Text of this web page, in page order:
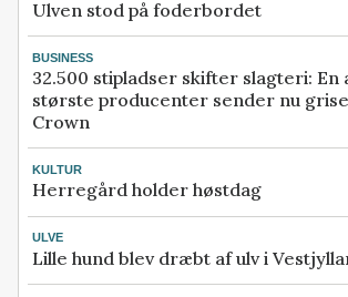
Ulven stod på foderbordet
BUSINESS
32.500 stipladser skifter slagteri: En
største producenter sender nu
Crown
KULTUR
Herregård holder høstdag
ULVE
Lille hund blev dræbt af ulv i